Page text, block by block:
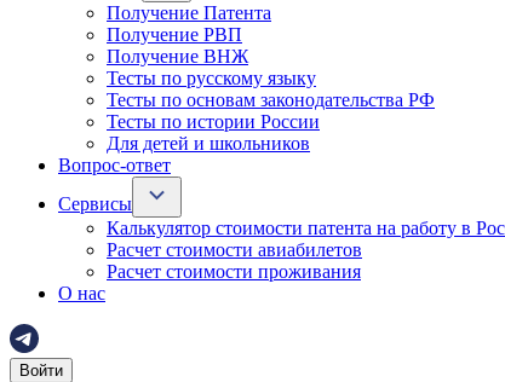
Получение Патента
Получение РВП
Получение ВНЖ
Тесты по русскому языку
Тесты по основам законодательства РФ
Тесты по истории России
Для детей и школьников
Вопрос-ответ
Сервисы
Калькулятор стоимости патента на работу в
Расчет стоимости авиабилетов
Расчет стоимости проживания
О нас
Войти